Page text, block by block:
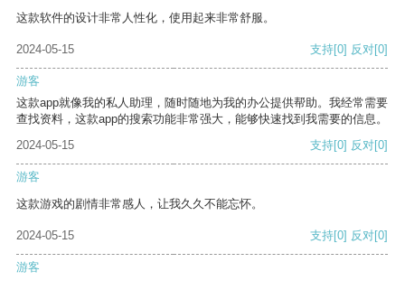
这款软件的设计非常人性化，使用起来非常舒服。
2024-05-15 支持[0] 反对[0]
游客
这款app就像我的私人助理，随时随地为我的办公提供帮助。我经常需要
查找资料，这款app的搜索功能非常强大，能够快速找到我需要的信息。
2024-05-15
支持[0] 反对[0]
游客
这款游戏的剧情非常感人，让我久久不能忘怀。
2024-05-15 支持[0] 反对[0]
游客